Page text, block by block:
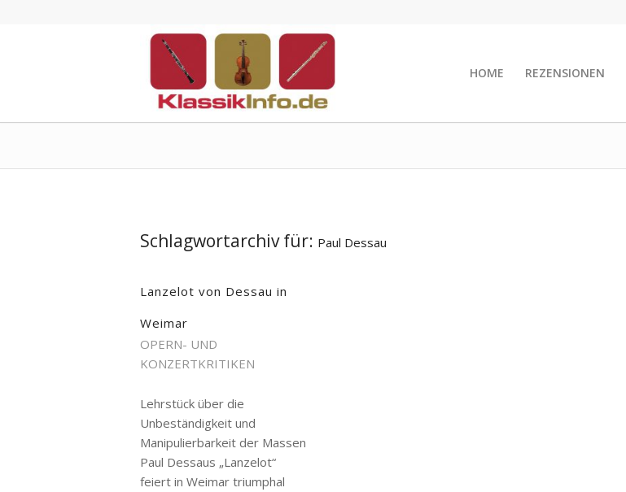
HOME REZENSIONEN
Schlagwortarchiv für: Paul Dessau
Lanzelot von Dessau in
Weimar
OPERN- UND
KONZERTKRITIKEN
Lehrstück über die
Unbeständigkeit und
Manipulierbarkeit der Massen
Paul Dessaus „Lanzelot“
feiert in Weimar triumphal